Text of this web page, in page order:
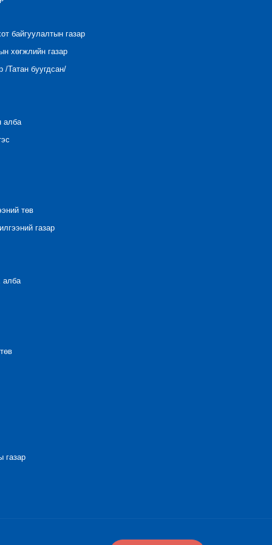
байгуулалтын газар
хөгжлийн газар
/Татан буугдсан/
алба
төв
газар
алба
газар